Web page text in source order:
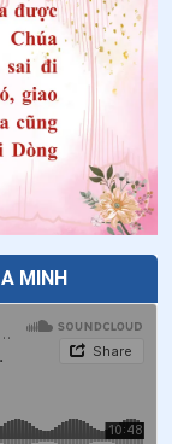
ti-ni
ga-mô
se-ri
tô
MINH